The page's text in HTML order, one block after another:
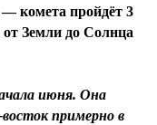
комета пройдёт 3
от Земли до Солнца
июня. Она
примерно в